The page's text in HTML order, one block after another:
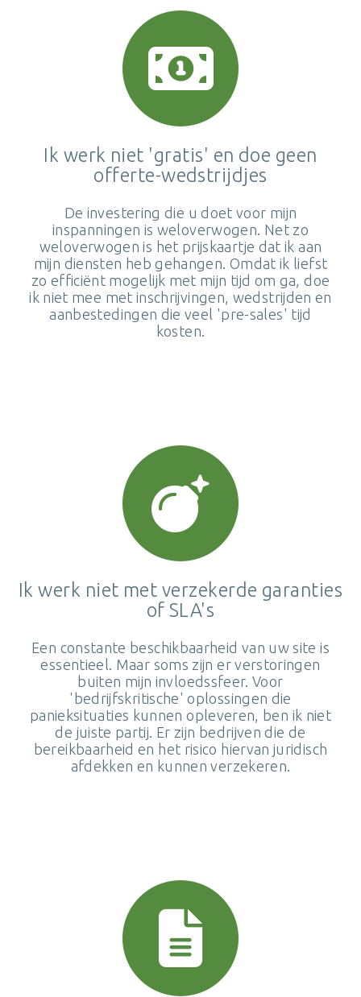
Ik werk niet 'gratis' en doe geen
offerte-wedstrijdjes
De investering die u doet voor mijn
inspanningen is weloverwogen. Net zo
weloverwogen is het prijskaartje dat ik aan
mijn diensten heb gehangen. Omdat ik liefst
zo efficiënt mogelijk met mijn tijd om ga, doe
ik niet mee met inschrijvingen, wedstrijden en
aanbestedingen die veel 'pre-sales' tijd
kosten.
Ik werk niet met verzekerde garanties
of SLA's
Een constante beschikbaarheid van uw site is
essentieel. Maar soms zijn er verstoringen
buiten mijn invloedssfeer. Voor
'bedrijfskritische' oplossingen die
panieksituaties kunnen opleveren, ben ik niet
de juiste partij. Er zijn bedrijven die de
bereikbaarheid en het risico hiervan juridisch
afdekken en kunnen verzekeren.